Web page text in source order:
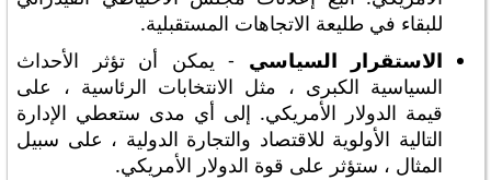
للبقاء في طليعة الاتجاهات المستقبلية.
الاستقرار السياسي - يمكن أن تؤثر الأحداث
السياسية الكبرى ، مثل الانتخابات الرئاسية ، على
قيمة الدولار الأمريكي. إلى أي مدى ستعطي الإدارة
التالية الأولوية للاقتصاد والتجارة الدولية ، على سبيل
المثال ، ستؤثر على قوة الدولار الأمريكي.